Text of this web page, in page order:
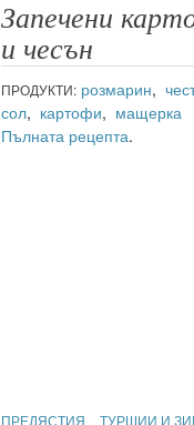
Запечени
и чесън
ПРОДУКТИ: розмарин,
сол, картофи, мащерка
Пълната рецепта.
ПРЕДЯСТИЯ ТУРШИИ И